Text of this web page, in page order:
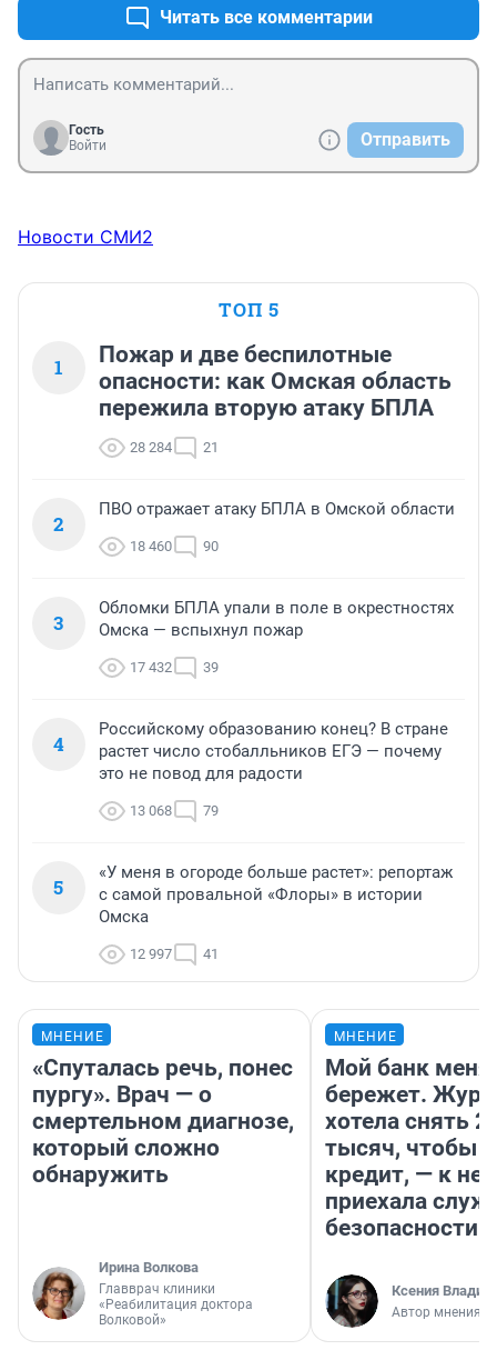
Читать все комментарии
Гость
Войти
Отправить
Новости СМИ2
ТОП 5
1
Пожар и две беспилотные
опасности: как Омская область
пережила вторую атаку БПЛА
28 284 21
2
ПВО отражает атаку БПЛА в Омской области
18 460 90
3
Обломки БПЛА упали в поле в окрестностях
Омска — вспыхнул пожар
17 432 39
4
Российскому образованию конец? В стране
растет число стобалльников ЕГЭ — почему
это не повод для радости
13 068 79
5
«У меня в огороде больше растет»: репортаж
с самой провальной «Флоры» в истории
Омска
12 997 41
МНЕНИЕ
«Спуталась речь, понес
пургу». Врач — о
смертельном диагнозе,
который сложно
обнаружить
Ирина Волкова
Главврач клиники
«Реабилитация доктора
Волковой»
МНЕНИЕ
Мой банк меня
бережет.
хотела снять
тысяч, чтобы
кредит, — к
приехала
безопасности
Ксения
Автор мнения